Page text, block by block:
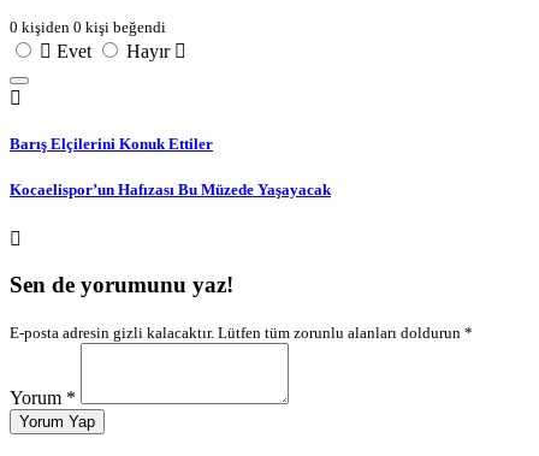
0 kişiden 0 kişi beğendi
Evet Hayır
Barış Elçilerini Konuk Ettiler
Kocaelispor’un Hafızası Bu Müzede Yaşayacak
Sen de yorumunu yaz!
E-posta adresin gizli kalacaktır. Lütfen tüm zorunlu alanları doldurun *
Yorum *
Yorum Yap